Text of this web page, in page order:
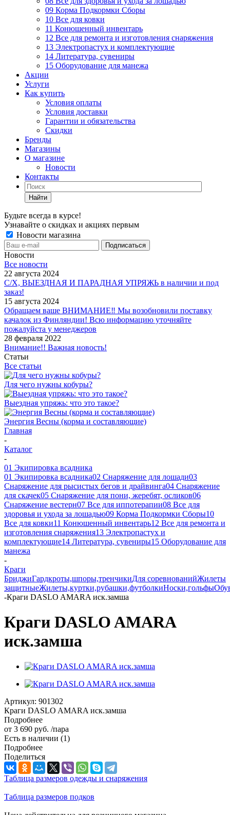
09 Корма Подкормки Сборы
10 Все для ковки
11 Конюшенный инвентарь
12 Все для ремонта и изготовления снаряжения
13 Электропастух и комплектующие
14 Литература, сувениры
15 Оборудование для манежа
Акции
Услуги
Как купить
Условия оплаты
Условия доставки
Гарантии и обязательства
Скидки
Бренды
Магазины
О магазине
Новости
Контакты
Найти
Будьте всегда в курсе!
Узнавайте о скидках и акциях первым
Новости магазина
Новости
Все новости
22 августа 2024
С/Х, ВЫЕЗДНАЯ И ПАРАДНАЯ УПРЯЖЬ в наличии и под
заказ!
15 августа 2024
Обращаем ваше ВНИМАНИЕ‼ Мы возобновили поставку
качалок из Финляндии! Всю информацию уточняйте
пожалуйста у менеджеров
28 февраля 2022
Внимание!! Важная новость!
Статьи
Все статьи
Для чего нужны кобуры?
Выездная упряжь: что это такое?
Энергия Весны (корма и составляющие)
Главная
-
Каталог
-
01 Экипировка всадника
01 Экипировка всадника02 Снаряжение для лошади03
Снаряжение для рысистых бегов и драйвинга04 Снаряжение
для скачек05 Снаряжение для пони, жеребят, осликов06
Снаряжение вестерн07 Все для иппотерапии08 Все для
здоровья и ухода за лошадью09 Корма Подкормки Сборы10
Все для ковки11 Конюшенный инвентарь12 Все для ремонта и
изготовления снаряжения13 Электропастух и
комплектующие14 Литература, сувениры15 Оборудование для
манежа
-
Краги
БриджиГардкроты,шпоры,тренчикиДля соревнованийЖилеты
защитныеЖилеты,куртки,рубашки,футболкиНоски,гольфы
-Краги DASLO AMARA иск.замша
Краги DASLO AMARA
иск.замша
Артикул: 901302
Краги DASLO AMARA иск.замша
Подробнее
от 3 690 руб. /пара
Есть в наличии (1)
Подробнее
Поделиться
Таблица размеров одежды и снаряжения
Таблица размеров подков